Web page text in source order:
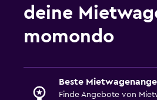
deine
momondo
Beste
Finde Angebote von